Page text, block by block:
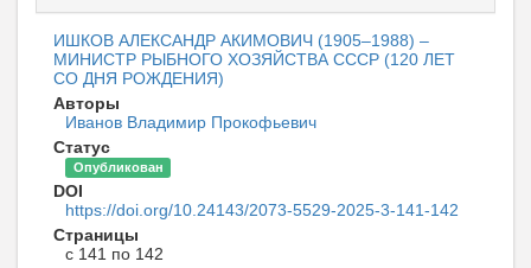
ИШКОВ АЛЕКСАНДР АКИМОВИЧ (1905–1988) –
МИНИСТР РЫБНОГО ХОЗЯЙСТВА СССР (120 ЛЕТ
СО ДНЯ РОЖДЕНИЯ)
Авторы
Иванов Владимир Прокофьевич
Статус
Опубликован
DOI
https://doi.org/10.24143/2073-5529-2025-3-141-142
Страницы
с 141 по 142